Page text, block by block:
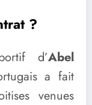
?
d’Abel
a fait
venues